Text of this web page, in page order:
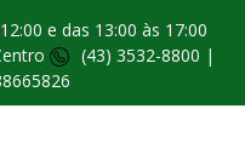
e das 13:00 às 17:00
(43) 3532-8800 |